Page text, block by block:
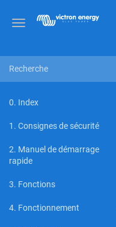
Toggle
0. Index
1. Consignes de sécurité
2. Manuel de démarrage
rapide
3. Fonctions
4. Fonctionnement